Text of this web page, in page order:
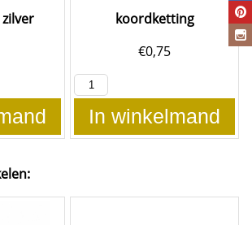
koordketting
€0,75
In winkelmand